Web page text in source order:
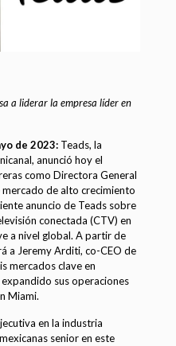
a liderar la empresa líder en
de 2023:Teads, la
anunció hoy el
como Directora General
de alto crecimiento
anuncio de Teads sobre
conectada (CTV) en
a nivel global. A partir de
a Jeremy Arditi, co-CEO de
mercados clave en
sus operaciones
Miami.
en la industria
senior en este